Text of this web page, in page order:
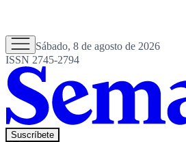
Sábado, 8 de agosto de 2026
ISSN 2745-2794
Suscríbete